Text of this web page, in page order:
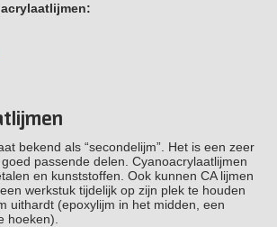
bekend als “secondelijm”. Het is een zeer
passende delen. Cyanoacrylaatlijmen
en kunststoffen. Ook kunnen CA lijmen
werkstuk tijdelijk op zijn plek te houden
uithardt (epoxylijm in het midden, een
hoeken).